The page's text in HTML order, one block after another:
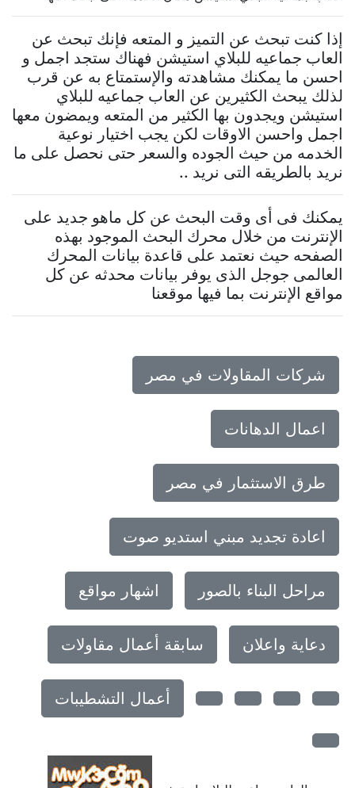
إذا كنت تبحث عن التميز و المتعه فإنك تبحث عن
العاب جماعيه للبلاي استيشن فهناك ستجد اجمل و
احسن ما يمكنك مشاهدته والإستمتاع به عن قرب
لذلك يبحث الكثيرين عن العاب جماعيه للبلاي
استيشن ويجدون بها الكثير من المتعه ويمضون معها
اجمل واحسن الاوقات لكن يجب اختيار نوعية
الخدمه من حيث الجوده والسعر حتى نحصل على ما
نريد بالطريقه التى نريد ..
يمكنك فى أى وقت البحث عن كل ماهو جديد على
الإنترنت من خلال محرك البحث الموجود بهذه
الصفحه حيث نعتمد على قاعدة بيانات المحرك
العالمى جوجل الذى يوفر بيانات محدثه عن كل
مواقع الإنترنت بما فيها موقعنا
شركات المقاولات في مصر
اعمال الدهانات
طرق الاستثمار في مصر
اعادة تجديد مبني استديو صوت
مراحل البناء بالصور اشهار مواقع
دعاية واعلان سابقة أعمال مقاولات
أعمال التشطيبات